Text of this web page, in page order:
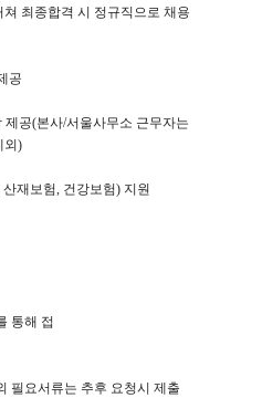
쳐 최종합격 시 정규직으로 채용
공
제공(본사/서울사무소 근무자는
)
산재보험, 건강보험) 지원
통해 접
필요서류는 추후 요청시 제출